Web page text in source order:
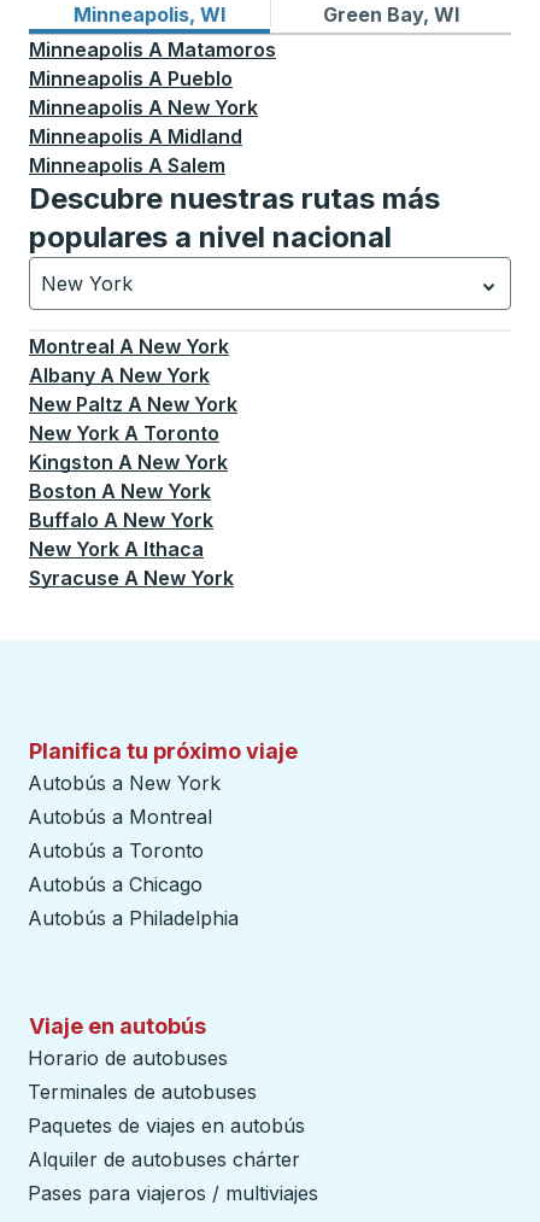
Minneapolis, WI
Rutas de autobuses desde Minneapolis, WI
Green Bay, WI
Rutas de autobuses a
Minneapolis A Matamoros
Minneapolis A Pueblo
Minneapolis A New York
Minneapolis A Midland
Minneapolis A Salem
Descubre nuestras rutas más
populares a nivel nacional
New York
Currently selected: New York.La selección está
Montreal A New York
Albany A New York
New Paltz A New York
New York A Toronto
Kingston A New York
Boston A New York
Buffalo A New York
New York A Ithaca
Syracuse A New York
Planifica tu próximo viaje
Autobús a New York
Autobús a Montreal
Autobús a Toronto
Autobús a Chicago
Autobús a Philadelphia
Viaje en autobús
Horario de autobuses
Terminales de autobuses
Paquetes de viajes en autobús
Alquiler de autobuses chárter
Pases para viajeros / multiviajes